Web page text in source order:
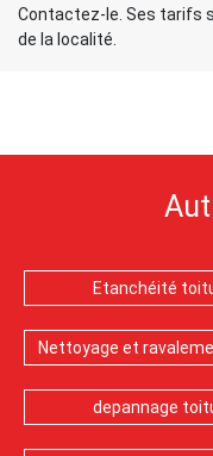
Contactez-le. Ses tarifs
de la localité.
Etanchéité
Nettoyage et
depannage